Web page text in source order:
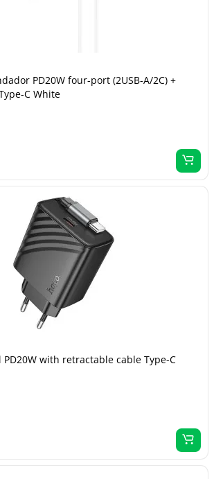
PD20W four-port (2USB-A/2C) +
C White
PD20W with retractable cable Type-C